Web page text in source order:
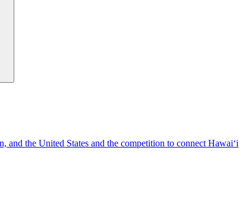
and the United States and the competition to connect Hawai‘i